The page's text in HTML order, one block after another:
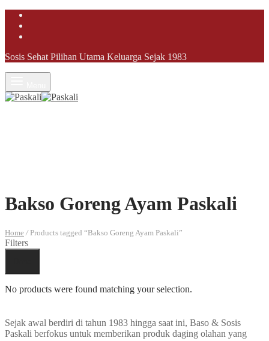
Sosis Sehat Pilihan Utama Keluarga Sejak 1983
Bakso Goreng Ayam Paskali
Home /Products tagged “Bakso Goreng Ayam Paskali”
Filters
No products were found matching your selection.
Sejak awal berdiri di tahun 1983 hingga saat ini, Baso & Sosis
Paskali berfokus untuk memberikan produk daging olahan yang